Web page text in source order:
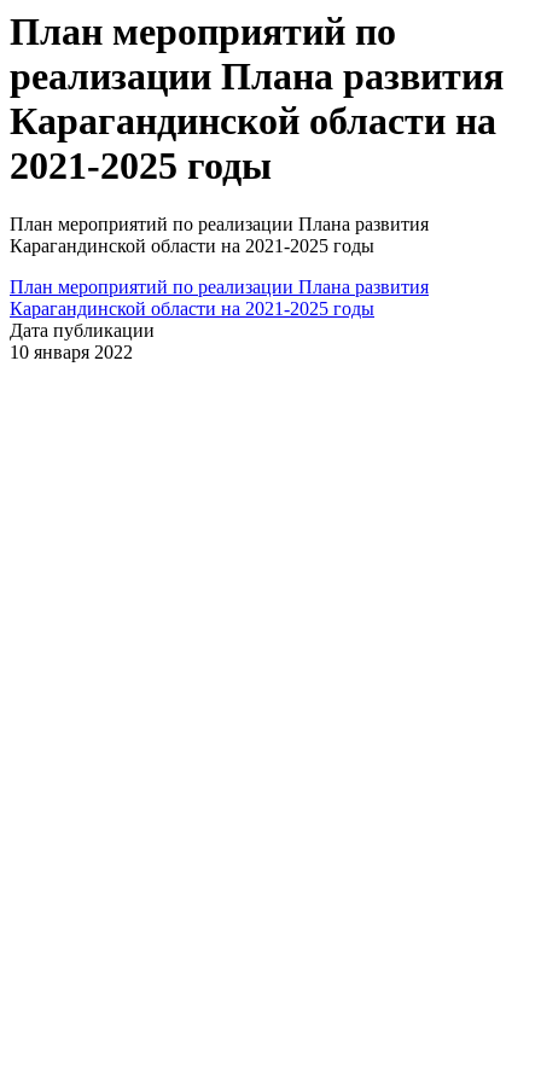
План мероприятий по
реализации Плана развития
Карагандинской области на
2021-2025 годы
План мероприятий по реализации Плана развития
Карагандинской области на 2021-2025 годы
План мероприятий по реализации Плана развития
Карагандинской области на 2021-2025 годы
Дата публикации
10 января 2022